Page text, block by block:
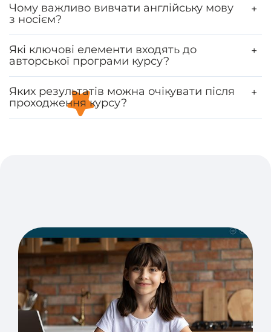
Чому важливо вивчати англійську мову
з носієм?
+
Які ключові елементи входять до
авторської програми курсу?
+
Яких результатів можна очікувати після
проходження курсу?
+